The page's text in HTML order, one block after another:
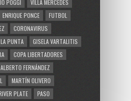
POGGI
VILLA MERCEDES
ENRIQUE PONCE
FUTBOL
CORONAVIRUS
LA PUNTA
GISELA VARTALITIS
COPA LIBERTADORES
ALBERTO FERNÁNDEZ
MARTÍN OLIVERO
PLATE PASO